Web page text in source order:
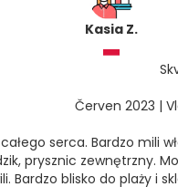
Kasia Z.
Červen 2023 |
serca. Bardzo mili
prysznic zewnętrzny.
Bardzo blisko do plaży i